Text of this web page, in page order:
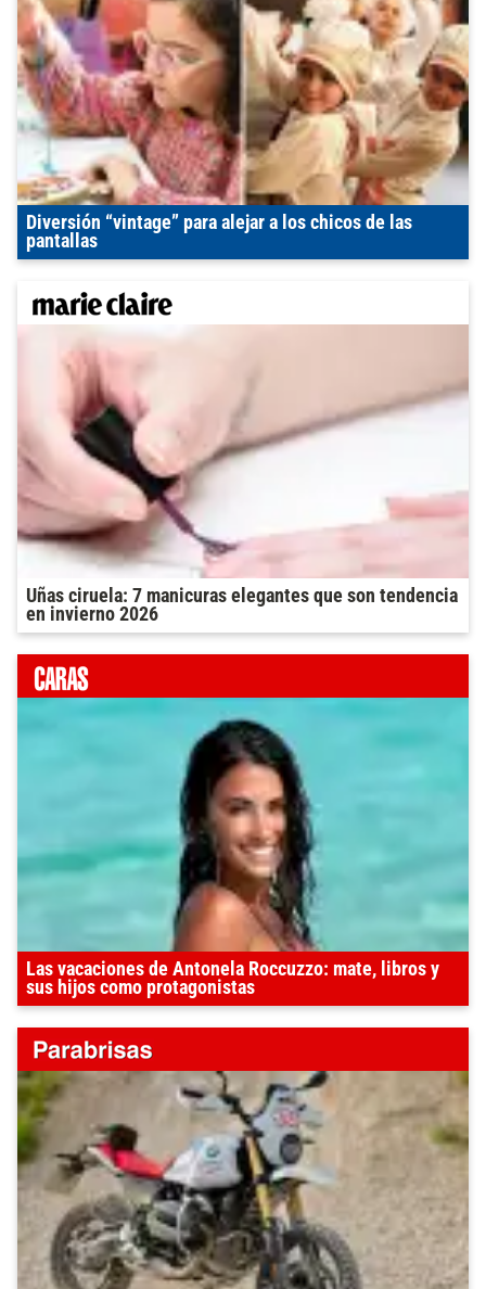
Diversión “vintage” para alejar a los chicos de las
pantallas
Uñas ciruela: 7 manicuras elegantes que son tendencia
en invierno 2026
Las vacaciones de Antonela Roccuzzo: mate, libros y
sus hijos como protagonistas